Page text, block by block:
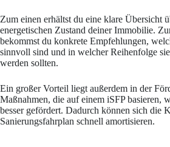
Zum einen erhältst du eine klare Übersicht
energetischen Zustand deiner Immobilie.
bekommst du konkrete Empfehlungen,
sinnvoll sind und in welcher Reihenfolge
werden sollten.
Ein großer Vorteil liegt außerdem in der
Maßnahmen, die auf einem iSFP basieren,
besser gefördert. Dadurch können sich die
Sanierungsfahrplan schnell amortisieren.